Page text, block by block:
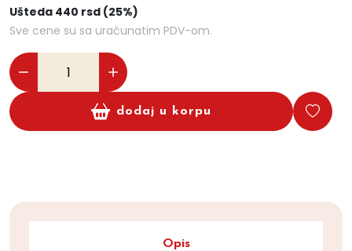
Ušteda 440 rsd (25%)
Sve cene su sa uračunatim PDV-om.
dodaj u korpu
Opis